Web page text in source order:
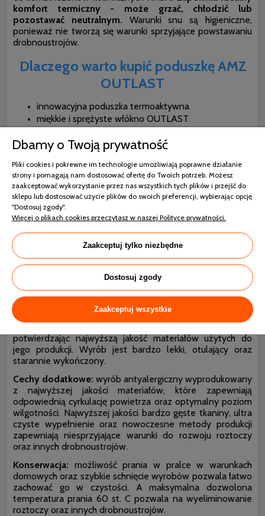
komfort termiczny - może grzać, chłodzić lub
pozostawać neutralnym. Warunki snu są higieniczne,
ponieważ nie tworzą się warunki sprzyjające powstawaniu
drobnoustrojów.
Dlaczego warto kupić poduszkę AMZ
OUTLAST
innowacyjna poduszka termoaktywna
miękkie i sprężyste włókno OUTLAST
wypełnienie poduszki stworzone na potrzeby NASA
zapobiega przegrzewaniu się i poceniu
miękka i trwała przędza bawełniana
możliwość prania w temp. do 60 st. C
produkt przyjazny alergikom i osobom z
nadpotliwością
wysokie bezpieczeństwo użytkowania
certyfikaty OEKO-TEX (produkt wolny od substancji
szkodliwych)
Ilość wypełnienia:40x40 - 250g, 40x60 - 300g, 50x60
- 550g, 50x70 - 650g, 70x80 - 1000g.
Wysokość:
umiarkowana (średnia) wysokość.
Szycie i wykończenie:poduszka jednokomorowa
potwierdzając najwyższą jakość materiałów użytych do
jego produkcji. Wyrób jest bardzo lekki, otulający oraz
starannie wykończony.
Cechy dodatkowe: wyrób antyalergiczny wyprodukowany
z najwyższej jakości materiałów, które zapewniają
odpowiednią cyrkulację powietrza oraz optymalny poziom
wilgotności. Najwyższej jakości bardzo gęste tkaniny, ultra
czyste wypełnienie oraz nowoczesne metody produkcji
zapewniają niesprzyjające warunki do rozwoju roztoczy
oraz innych drobnoustrojów.
Konserwacja: możliwość prania w pralce w warunkach
domowych oraz szybkie schnięcie wyrobów pozwala łatwo
zachować go w czystości. A maksymalna dozwolona
temperatura prania 60 st. C pozwala na wyeliminowanie
roztoczy oraz innych drobnoustrojów.
Dbamy o Twoją prywatność
Pliki cookies i pokrewne im technologie umożliwiają poprawne działanie
strony i pomagają nam dostosować ofertę do Twoich potrzeb. Możesz
zaakceptować wykorzystanie przez nas wszystkich tych plików i przejść do
sklepu lub dostosować użycie plików do swoich preferencji, wybierając opcję
"Dostosuj zgody".
Więcej o plikach cookies przeczytasz w naszej Polityce prywatności.
Zaakceptuj tylko niezbędne
Dostosuj zgody
Zaakceptuj wszystkie